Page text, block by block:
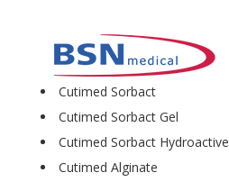
Cutimed Sorbact
Cutimed Sorbact Gel
Cutimed Sorbact Hydroactive
Cutimed Alginate